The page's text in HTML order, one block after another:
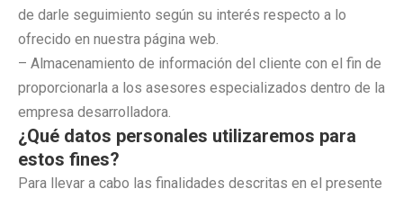
de darle seguimiento según su interés respecto a lo
ofrecido en nuestra página web.
– Almacenamiento de información del cliente con el fin de
proporcionarla a los asesores especializados dentro de la
empresa desarrolladora.
¿Qué datos personales utilizaremos para
estos fines?
Para llevar a cabo las finalidades descritas en el presente